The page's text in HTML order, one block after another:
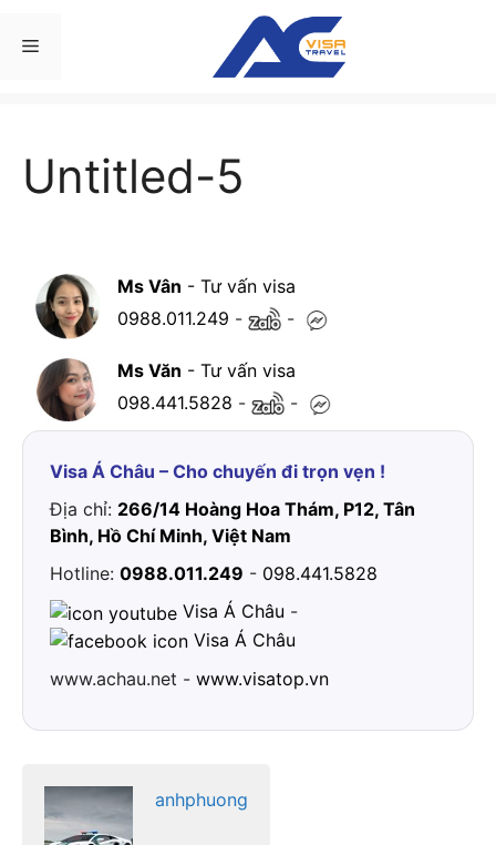
đến Menu
Untitled-5
Ms Vân - Tư vấn visa
0988.011.249 - -
Ms Văn - Tư vấn visa
098.441.5828 - -
Visa Á Châu – Cho chuyến đi trọn vẹn !
Địa chỉ: 266/14 Hoàng Hoa Thám, P12, Tân
Bình, Hồ Chí Minh, Việt Nam
Hotline: 0988.011.249 - 098.441.5828
Visa Á Châu -
Visa Á Châu
www.achau.net - www.visatop.vn
anhphuong